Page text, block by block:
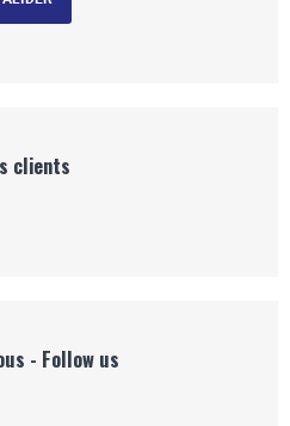
clients
- Follow us